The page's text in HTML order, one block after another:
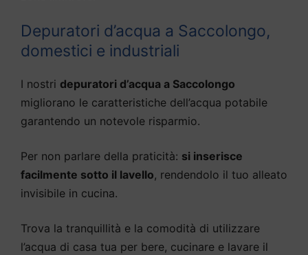
Depuratori d’acqua a Saccolongo,
domestici e industriali
I nostri depuratori d’acqua a Saccolongo
migliorano le caratteristiche dell’acqua potabile
garantendo un notevole risparmio.
Per non parlare della praticità: si inserisce
facilmente sotto il lavello, rendendolo il tuo alleato
invisibile in cucina.
Trova la tranquillità e la comodità di utilizzare
l’acqua di casa tua per bere, cucinare e lavare il